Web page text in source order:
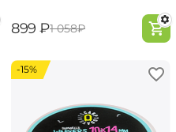
‍899‍ ₽‍1 058‍₽
-15%